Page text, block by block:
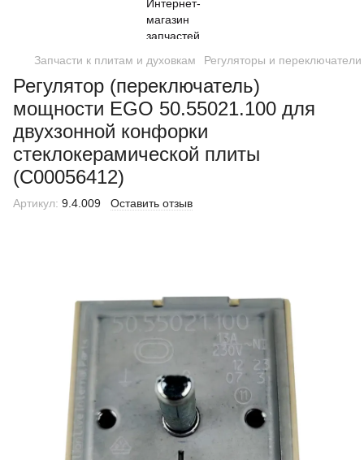
Запчасти к плитам и духовкам Регуляторы и
Регулятор (переключатель)
мощности EGO 50.55021.100 для
двухзонной конфорки
стеклокерамической плиты
(C00056412)
Артикул: 9.4.009 Оставить отзыв